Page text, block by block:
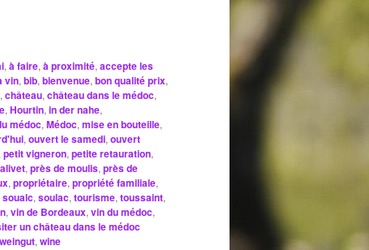
, à faire, à proximité, accepte les
vin, bib, bienvenue, bon qualité prix,
, château, château dans le médoc,
, Hourtin, in der nahe,
médoc, Médoc, mise en bouteille,
, ouvert le samedi, ouvert
petit vigneron, petite retauration,
, près de moulis, près de
, propriétaire, propriété familiale,
soualc, soulac, tourisme, toussaint,
, vin de Bordeaux, vin du médoc,
un château dans le médoc
weingut, wine